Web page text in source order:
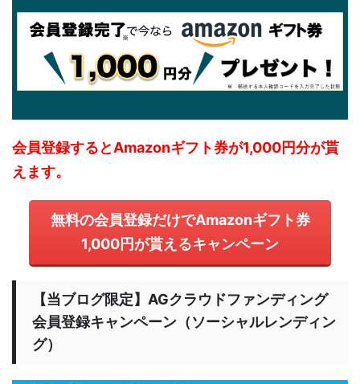
会員登録するとAmazonギフト券が1,000円分が貰
えます。
無料の会員登録だけでAmazonギフト券
1,000円が貰えるキャンペーン
【当ブログ限定】AGクラウドファンディング
会員登録キャンペーン（ソーシャルレンディン
グ）